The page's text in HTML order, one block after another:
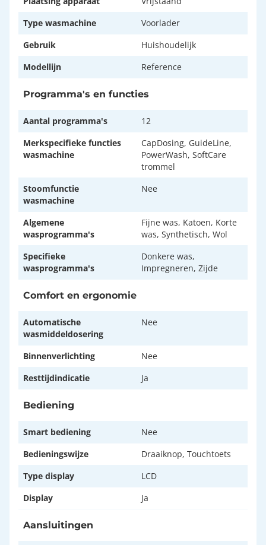
Type wasmachine
Voorlader
Gebruik
Huishoudelijk
Modellijn
Reference
Programma's en functies
Aantal programma's
12
Merkspecifieke functies
wasmachine
CapDosing, GuideLine,
PowerWash, SoftCare
trommel
Stoomfunctie
wasmachine
Nee
Algemene
wasprogramma's
Fijne was, Katoen, Korte
was, Synthetisch, Wol
Specifieke
wasprogramma's
Donkere was,
Impregneren, Zijde
Comfort en ergonomie
Automatische
wasmiddeldosering
Nee
Binnenverlichting
Nee
Resttijdindicatie
Ja
Bediening
Smart bediening
Nee
Bedieningswijze
Draaiknop, Touchtoets
Type display
LCD
Display
Ja
Aansluitingen